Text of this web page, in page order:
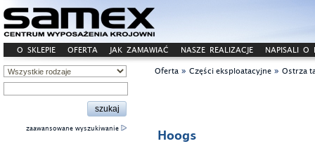
O SKLEPIE OFERTA JAK ZAMAWIAĆ NASZE REALIZACJE NAPISALI O
zaawansowane wyszukiwanie
Oferta » Części eksploatacyjne » Ostrza
Hoogs